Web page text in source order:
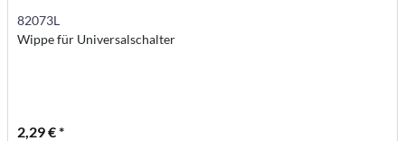
82073L
Wippe für Universalschalter
2,29 € *